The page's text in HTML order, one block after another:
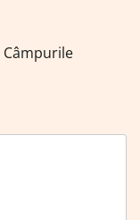
Câmpurile